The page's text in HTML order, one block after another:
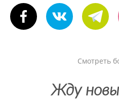
Смотреть
Жду